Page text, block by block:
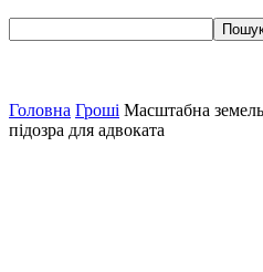
Головна Гроші Масштабна
підозра для адвоката